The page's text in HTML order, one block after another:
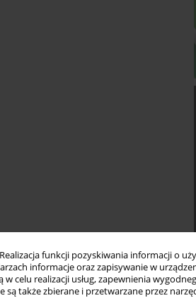
funkcji pozyskiwania informacji o
informacje oraz zapisywanie w
celu realizacji usług, zapewnienia
są także zbierane i przetwarzane przez